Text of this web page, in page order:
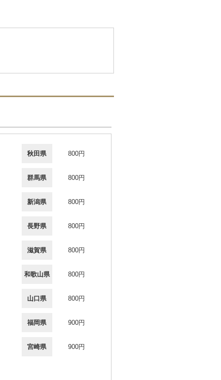
秋田県 800円
群馬県 800円
新潟県 800円
長野県 800円
滋賀県 800円
和歌山県 800円
山口県 800円
福岡県 900円
宮崎県 900円